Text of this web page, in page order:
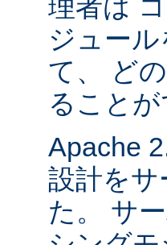
理者は
ジュー
て、 ど
ることが
Apache
設計を
た。 サ